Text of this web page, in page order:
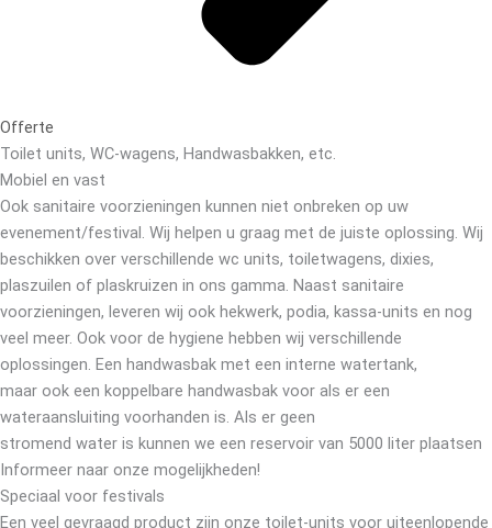
Offerte
Toilet units, WC-wagens, Handwasbakken, etc.
Mobiel en vast
Ook sanitaire voorzieningen kunnen niet onbreken op uw
evenement/festival. Wij helpen u graag met de juiste oplossing. Wij
beschikken over verschillende wc units, toiletwagens, dixies,
plaszuilen of plaskruizen in ons gamma. Naast sanitaire
voorzieningen, leveren wij ook hekwerk, podia, kassa-units en nog
veel meer. Ook voor de hygiene hebben wij verschillende
oplossingen. Een handwasbak met een interne watertank,
maar ook een koppelbare handwasbak voor als er een
wateraansluiting voorhanden is. Als er geen
stromend water is kunnen we een reservoir van 5000 liter plaatsen
Informeer naar onze mogelijkheden!
Speciaal voor festivals
Een veel gevraagd product zijn onze toilet-units voor uiteenlopende